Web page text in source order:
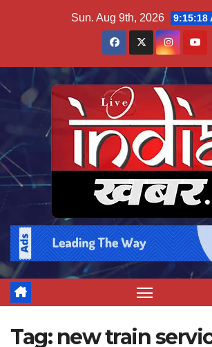
Sun. Aug 9th, 2026 9:15:18
Tag: new train